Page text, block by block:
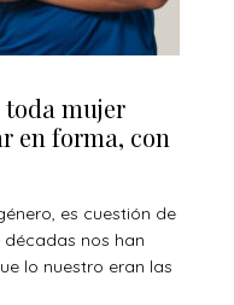
toda mujer
en forma, con
es cuestión de
nos han
lo nuestro eran las